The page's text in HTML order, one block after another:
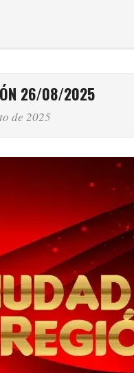
26/08/2025
de 2025